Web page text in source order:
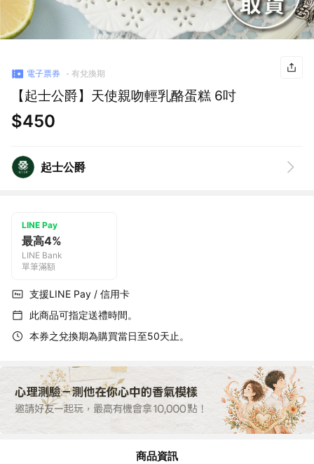
電子票券 有兌換期
【起士公爵】天使親吻輕乳酪蛋糕 6吋
$450
起士公爵
LINE Pay
最高4%
LINE Bank
單筆滿額
支援LINE Pay / 信用卡
此商品可指定送禮時間。
本券之兌換期為購買當日至50天止。
商品資訊